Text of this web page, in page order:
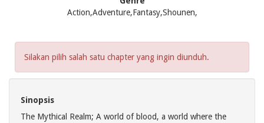
Action,Adventure,Fantasy,Shounen,
Silakan pilih salah satu chapter yang ingin diunduh.
Sinopsis
The Mythical Realm; A world of blood, a world where the